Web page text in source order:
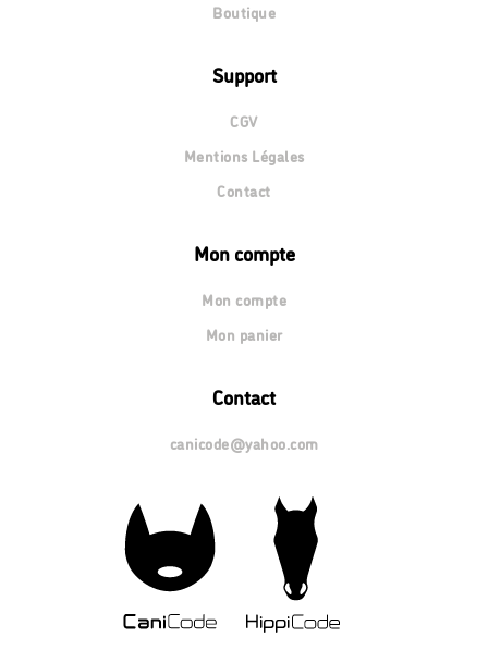
Boutique
Support
CGV
Mentions Légales
Contact
Mon compte
Mon compte
Mon panier
Contact
canicode@yahoo.com